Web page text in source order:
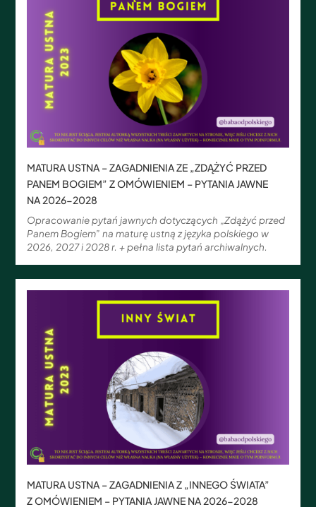
MATURA USTNA – ZAGADNIENIA ZE „ZDĄŻYĆ PRZED
PANEM BOGIEM” Z OMÓWIENIEM – PYTANIA JAWNE
NA 2026-2028
Opracowanie pytań jawnych dotyczących „Zdążyć przed
Panem Bogiem” na maturę ustną z języka polskiego w
2026, 2027 i 2028 r. + pełna lista pytań archiwalnych.
MATURA USTNA – ZAGADNIENIA Z „INNEGO ŚWIATA”
Z OMÓWIENIEM – PYTANIA JAWNE NA 2026-2028